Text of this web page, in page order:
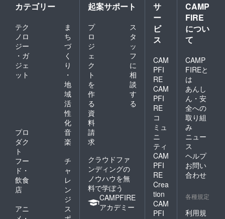
カテゴリー
テク
ノロ
ジー
・ガ
ジェ
ット
ま
ち
づ
く
り
・
地
域
活
性
化
プロ
ダク
ト
音
楽
フー
ド・
飲食
店
チ
ャ
レ
ン
ジ
アニ
ス
起案サポート
プ
ロ
ジ
ェ
ク
ト
を
作
る
ス
タ
ッ
フ
に
相
談
す
る
資
料
請
求
クラウドファ
ンディングの
ノウハウを無
料で学ぼう
CAMPFIRE
アカデミー
サ
ー
ビ
ス
CAM
PFI
RE
CAM
PFI
RE
コ
ミュ
ニ
ティ
CAM
PFI
RE
Crea
tion
CAM
PFI
CAMP
FIRE
につい
て
CAMP
FIREと
は
あんし
ん・安
全への
取り組
み
ニュー
ス
ヘルプ
お問い
合わせ
各種規定
利用規